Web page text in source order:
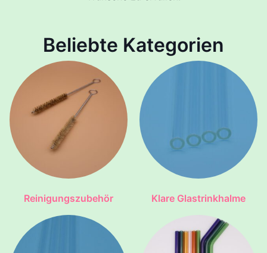
Beliebte Kategorien
Reinigungszubehör Klare Glastrinkhalme